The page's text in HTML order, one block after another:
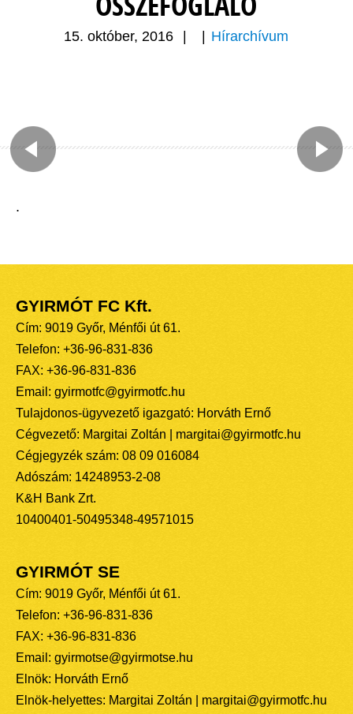
15. október, 2016 Hírarchívum
.
GYIRMÓT FC Kft.
Cím: 9019 Győr, Ménfői út 61.
Telefon: +36-96-831-836
FAX: +36-96-831-836
Email: gyirmotfc@gyirmotfc.hu
Tulajdonos-ügyvezető igazgató: Horváth Ernő
Cégvezető: Margitai Zoltán | margitai@gyirmotfc.hu
Cégjegyzék szám: 08 09 016084
Adószám: 14248953-2-08
K&H Bank Zrt.
10400401-50495348-49571015
GYIRMÓT SE
Cím: 9019 Győr, Ménfői út 61.
Telefon: +36-96-831-836
FAX: +36-96-831-836
Email: gyirmotse@gyirmotse.hu
Elnök: Horváth Ernő
Elnök-helyettes: Margitai Zoltán | margitai@gyirmotfc.hu